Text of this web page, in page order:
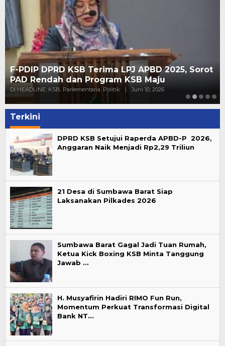
F-PDIP DPRD KSB Terima LPJ APBD 2025, Sorot
PAD Rendah dan Program KSB Maju
Di HEADLINE, KSB, Parlementaria, Politik | Juni 10, 2026
Terkini
DPRD KSB Setujui Raperda APBD-P 2026,
Anggaran Naik Menjadi Rp2,29 Triliun
21 Desa di Sumbawa Barat Siap
Laksanakan Pilkades 2026
Sumbawa Barat Gagal Jadi Tuan Rumah,
Ketua Kick Boxing KSB Minta Tanggung
Jawab …
H. Musyafirin Hadiri RIMO Fun Run,
Momentum Perkuat Transformasi Digital
Bank NT…